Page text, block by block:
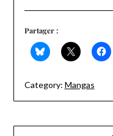
Partager :
Category: Mangas
Navigation